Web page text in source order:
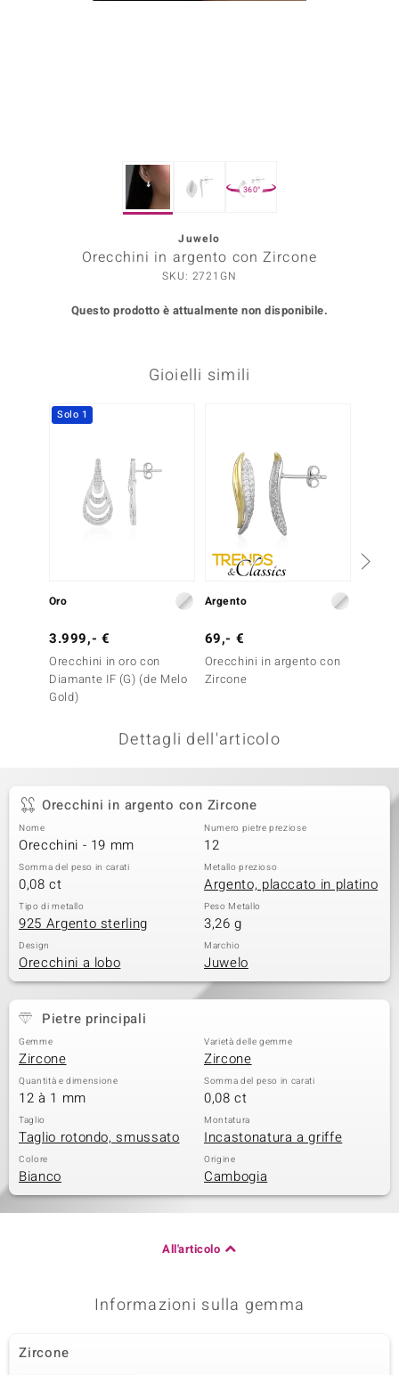
360°
Juwelo
Orecchini in argento con Zircone
SKU: 2721GN
Questo prodotto è attualmente non disponibile.
Gioielli simili
Solo 1
Oro
3.999,- €
Orecchini in oro con
Diamante IF (G) (de Melo
Gold)
Argento
69,- €
Orecchini in argento con
Zircone
Dettagli dell'articolo
Orecchini in argento con Zircone
Nome
Orecchini - 19 mm
Numero pietre preziose
12
Somma del peso in carati
0,08 ct
Metallo prezioso
Argento, placcato in platino
Tipo di metallo
925 Argento sterling
Peso Metallo
3,26 g
Design
Orecchini a lobo
Marchio
Juwelo
Pietre principali
Gemme
Zircone
Varietà delle gemme
Zircone
Quantità e dimensione
12 à 1 mm
Somma del peso in carati
0,08 ct
Taglio
Taglio rotondo, smussato
Montatura
Incastonatura a griffe
Colore
Bianco
Origine
Cambogia
All'articolo
Informazioni sulla gemma
Zircone